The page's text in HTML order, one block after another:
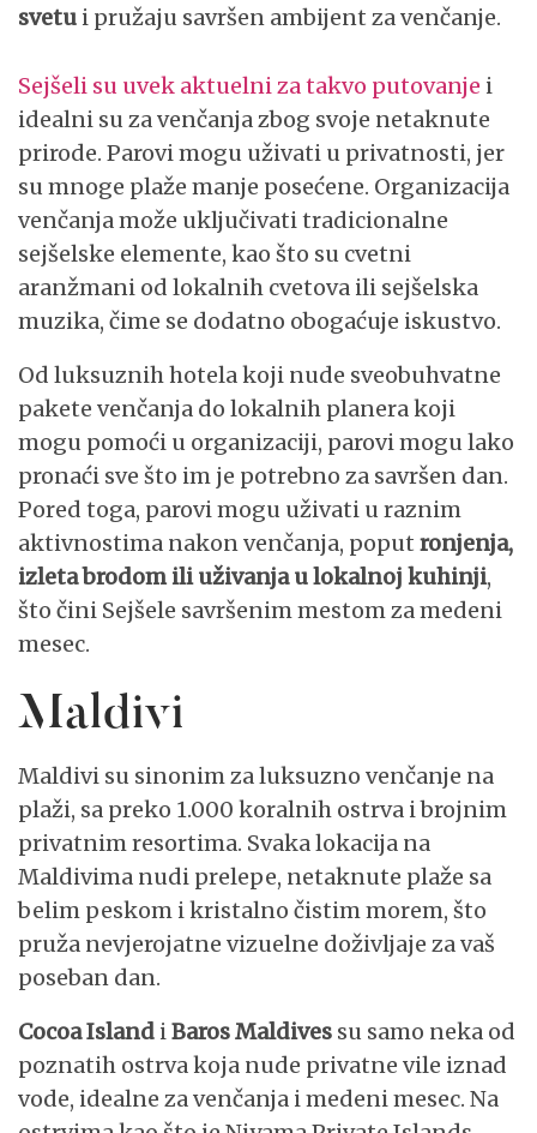
svetu i pružaju savršen ambijent za venčanje.
Sejšeli su uvek aktuelni za takvo putovanje i
idealni su za venčanja zbog svoje netaknute
prirode. Parovi mogu uživati u privatnosti, jer
su mnoge plaže manje posećene. Organizacija
venčanja može uključivati tradicionalne
sejšelske elemente, kao što su cvetni
aranžmani od lokalnih cvetova ili sejšelska
muzika, čime se dodatno obogaćuje iskustvo.
Od luksuznih hotela koji nude sveobuhvatne
pakete venčanja do lokalnih planera koji
mogu pomoći u organizaciji, parovi mogu lako
pronaći sve što im je potrebno za savršen dan.
Pored toga, parovi mogu uživati u raznim
aktivnostima nakon venčanja, poput ronjenja,
izleta brodom ili uživanja u lokalnoj kuhinji,
što čini Sejšele savršenim mestom za medeni
mesec.
Maldivi
Maldivi su sinonim za luksuzno venčanje na
plaži, sa preko 1.000 koralnih ostrva i brojnim
privatnim resortima. Svaka lokacija na
Maldivima nudi prelepe, netaknute plaže sa
belim peskom i kristalno čistim morem, što
pruža nevjerojatne vizuelne doživljaje za vaš
poseban dan.
Cocoa Island iBaros Maldives su samo neka od
poznatih ostrva koja nude privatne vile iznad
vode, idealne za venčanja i medeni mesec. Na